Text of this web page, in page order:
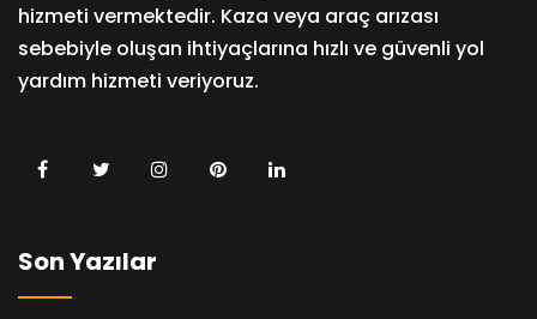
hizmeti vermektedir. Kaza veya araç arızası
sebebiyle oluşan ihtiyaçlarına hızlı ve güvenli yol
yardım hizmeti veriyoruz.
Son Yazılar